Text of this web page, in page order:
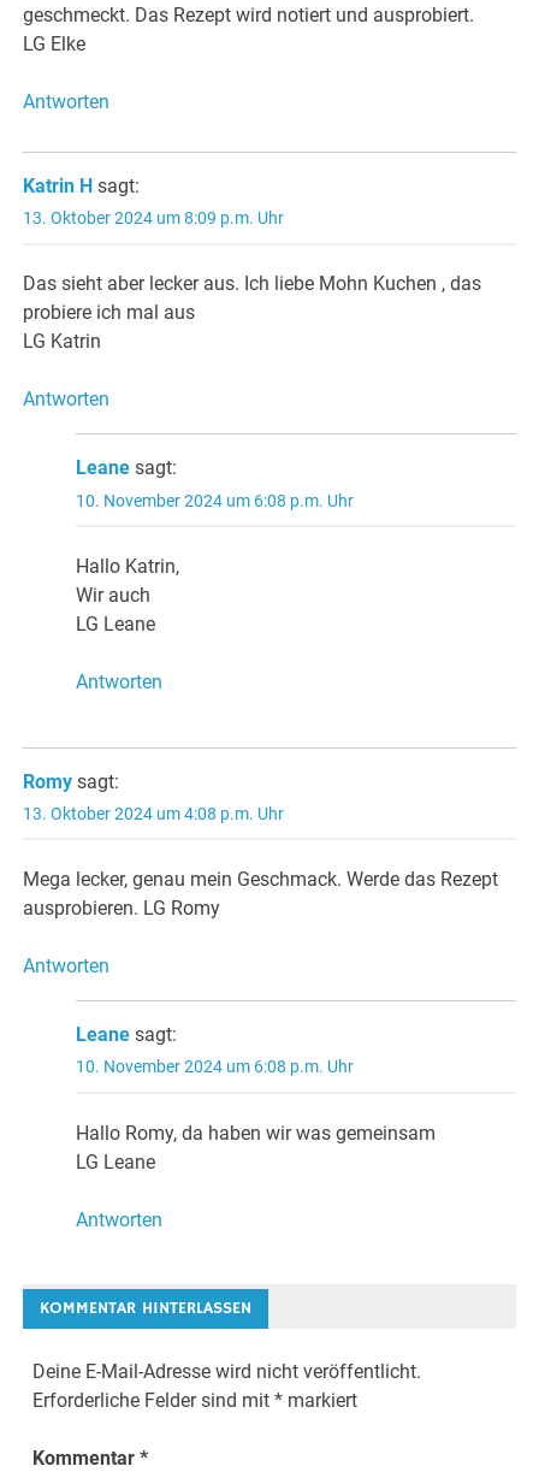
geschmeckt. Das Rezept wird notiert und ausprobiert.
LG Elke
Antworten
Katrin H sagt:
13. Oktober 2024 um 8:09 p.m. Uhr
Das sieht aber lecker aus. Ich liebe Mohn Kuchen , das
probiere ich mal aus
LG Katrin
Antworten
Leane sagt:
10. November 2024 um 6:08 p.m. Uhr
Hallo Katrin,
Wir auch
LG Leane
Antworten
Romy sagt:
13. Oktober 2024 um 4:08 p.m. Uhr
Mega lecker, genau mein Geschmack. Werde das Rezept
ausprobieren. LG Romy
Antworten
Leane sagt:
10. November 2024 um 6:08 p.m. Uhr
Hallo Romy, da haben wir was gemeinsam
LG Leane
Antworten
KOMMENTAR HINTERLASSEN
Deine E-Mail-Adresse wird nicht veröffentlicht.
Erforderliche Felder sind mit* markiert
Kommentar*